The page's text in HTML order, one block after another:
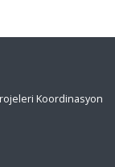
Koordinasyon